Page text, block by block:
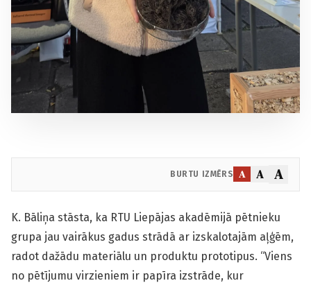
BURTU IZMĒRS A A A
K. Bāliņa stāsta, ka RTU Liepājas akadēmijā pētnieku
grupa jau vairākus gadus strādā ar izskalotajām aļģēm,
radot dažādu materiālu un produktu prototipus. “Viens
no pētījumu virzieniem ir papīra izstrāde, kur